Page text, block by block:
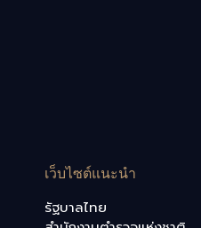
เว็บไซต์แนะนำ
รัฐบาลไทย